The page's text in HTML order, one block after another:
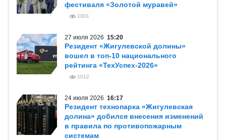
фестиваля «Золотой муравей»
1001
27 июля 2026 15:20
Резидент «Жигулевской долины»
вошел в топ-10 национального
рейтинга «ТехУспех-2026»
1012
24 июля 2026 16:17
Резидент технопарка «Жигулевская
долина» добился внесения изменений
в правила по противопожарным
системам